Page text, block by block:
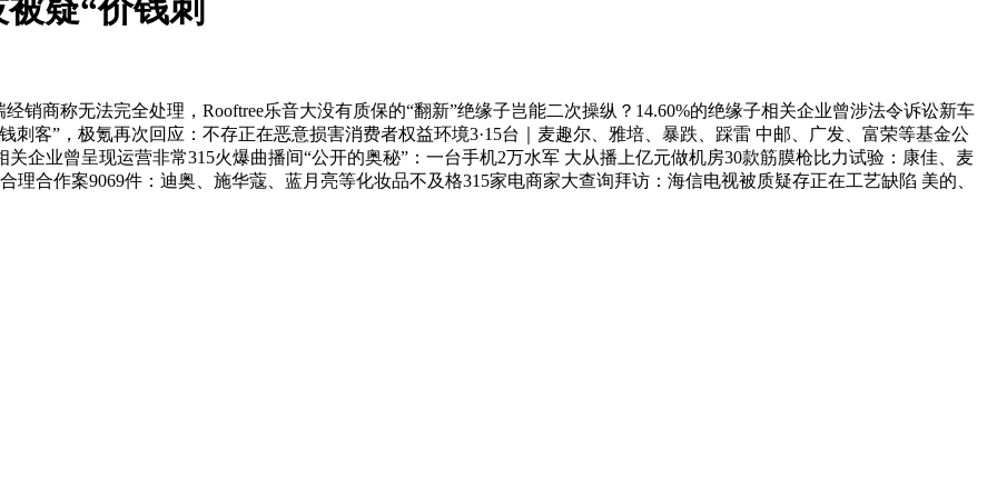
疑“价钱刺
商称无法完全处理，Rooftree乐音大没有质保的“翻新”绝缘子岂能二次操纵？14.60%的绝缘子相关企业曾涉法令诉讼新车
刺客”，极氪再次回应：不存正在恶意损害消费者权益环境3·15台｜麦趣尔、雅培、暴跌、踩雷 中邮、广发、富荣等基金公
关企业曾呈现运营非常315火爆曲播间“公开的奥秘”：一台手机2万水军 大从播上亿元做机房30款筋膜枪比力试验：康佳、麦
合作案9069件：迪奥、施华蔻、蓝月亮等化妆品不及格315家电商家大查询拜访：海信电视被质疑存正在工艺缺陷 美的、